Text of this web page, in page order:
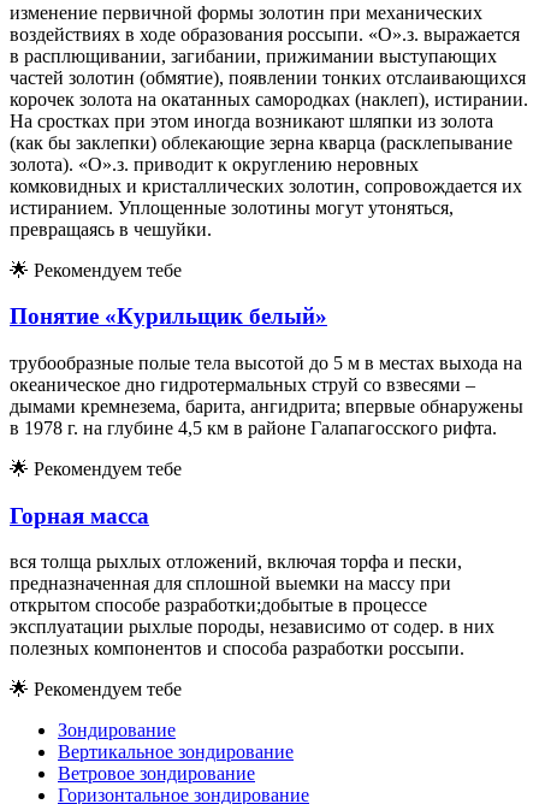
изменение первичной формы золотин при механических
воздействиях в ходе образования россыпи. «О».з. выражается
в расплющивании, загибании, прижимании выступающих
частей золотин (обмятие), появлении тонких отслаивающихся
корочек золота на окатанных самородках (наклеп), истирании.
На сростках при этом иногда возникают шляпки из золота
(как бы заклепки) облекающие зерна кварца (расклепывание
золота). «О».з. приводит к округлению неровных
комковидных и кристаллических золотин, сопровождается их
истиранием. Уплощенные золотины могут утоняться,
превращаясь в чешуйки.
🌟 Рекомендуем тебе
Понятие «Курильщик белый»
трубообразные полые тела высотой до 5 м в местах выхода на
океаническое дно гидротермальных струй со взвесями –
дымами кремнезема, барита, ангидрита; впервые обнаружены
в 1978 г. на глубине 4,5 км в районе Галапагосского рифта.
🌟 Рекомендуем тебе
Горная масса
вся толща рыхлых отложений, включая торфа и пески,
предназначенная для сплошной выемки на массу при
открытом способе разработки;добытые в процессе
эксплуатации рыхлые породы, независимо от содер. в них
полезных компонентов и способа разработки россыпи.
🌟 Рекомендуем тебе
Зондирование
Вертикальное зондирование
Ветровое зондирование
Горизонтальное зондирование